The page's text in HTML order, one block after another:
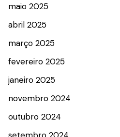
maio 2025
abril 2025
março 2025
fevereiro 2025
janeiro 2025
novembro 2024
outubro 2024